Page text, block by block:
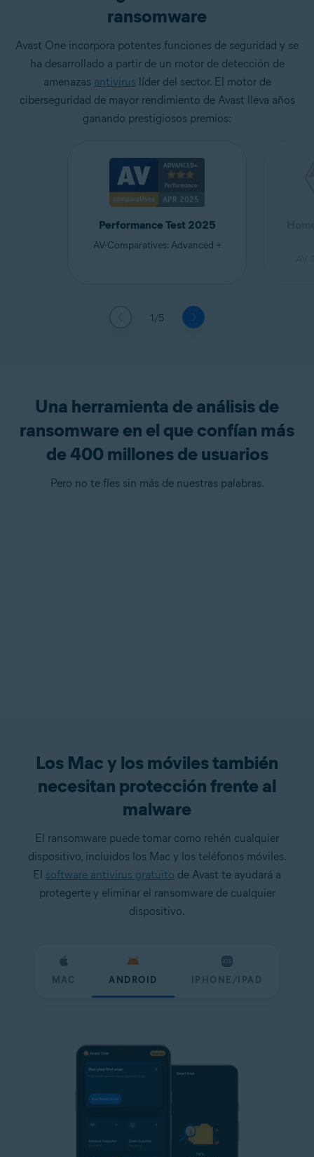
ransomware
Avast One incorpora potentes funciones de seguridad y se
ha desarrollado a partir de un motor de detección de
amenazas antivirus líder del sector. El motor de
ciberseguridad de mayor rendimiento de Avast lleva años
ganando prestigiosos premios:
1/5
Performance Test 2025
AV-Comparatives: Advanced +
Una herramienta de análisis de
ransomware en el que confían más
de 400 millones de usuarios
Pero no te fíes sin más de nuestras palabras.
Los Mac y los móviles también
necesitan protección frente al
malware
El ransomware puede tomar como rehén cualquier
dispositivo, incluidos los Mac y los teléfonos móviles.
El software antivirus gratuito de Avast te ayudará a
protegerte y eliminar el ransomware de cualquier
dispositivo.
MAC ANDROID IPHONE/IPAD